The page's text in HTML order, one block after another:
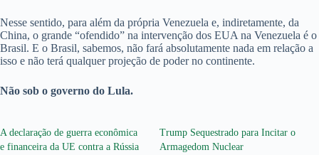
Nesse sentido, para além da própria Venezuela e, indiretamente, da
China, o grande “ofendido” na intervenção dos EUA na Venezuela é o
Brasil. E o Brasil, sabemos, não fará absolutamente nada em relação a
isso e não terá qualquer projeção de poder no continente.
Não sob o governo do Lula.
A declaração de guerra econômica
e financeira da UE contra a Rússia
Trump Sequestrado para Incitar o
Armagedom Nuclear